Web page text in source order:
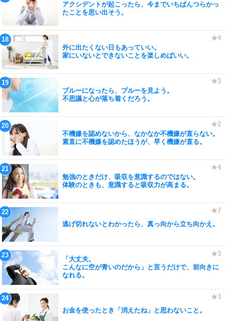
アクシデントが起こったら、今までいちばんつらかっ
たことを思い出そう。
外に出たくない日もあっていい。
家にいないとできないことを楽しめばいい。
ブルーになったら、ブルーを見よう。
不思議と心が落ち着くだろう。
不機嫌を認めないから、なかなか不機嫌が直らない。
素直に不機嫌を認めたほうが、早く機嫌が直る。
勉強のときだけ、吸収を意識するのではない。
体験のときも、意識すると吸収力が高まる。
逃げ切れないとわかったら、真っ向から立ち向かえ。
「大丈夫。
こんなに空が青いのだから」と言うだけで、前向きに
なれる。
お金を使ったとき「消えたね」と思わないこと。